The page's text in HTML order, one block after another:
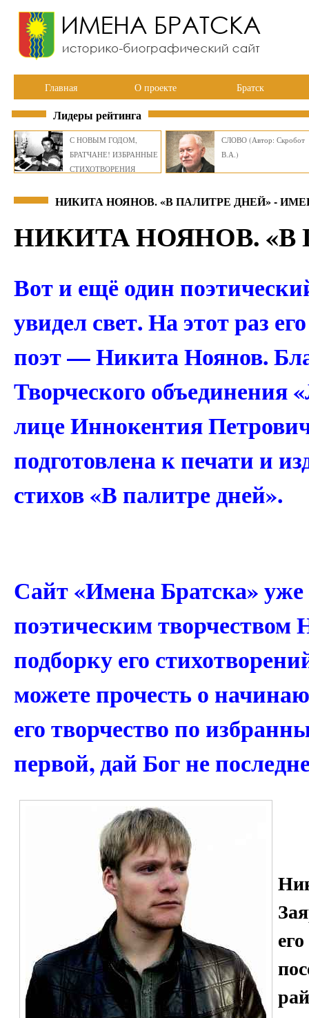
Главная О проекте Братск
Лидеры рейтинга
С НОВЫМ ГОДОМ,
БРАТЧАНЕ! ИЗБРАННЫЕ
СТИХОТВОРЕНИЯ
СЛОВО (Автор: Скробот
В.А.)
НИКИТА НОЯНОВ. «В ПАЛИТРЕ ДНЕЙ» -
НИКИТА НОЯНОВ. «В
Вот и ещё один
увидел свет. На этот раз
поэт — Никита Ноянов.
Творческого объединения
лице Иннокентия
подготовлена к печати и
стихов «В палитре дней».
Сайт «Имена Братска»
поэтическим
подборку его
можете прочесть о
его творчество по
первой, дай Бог не